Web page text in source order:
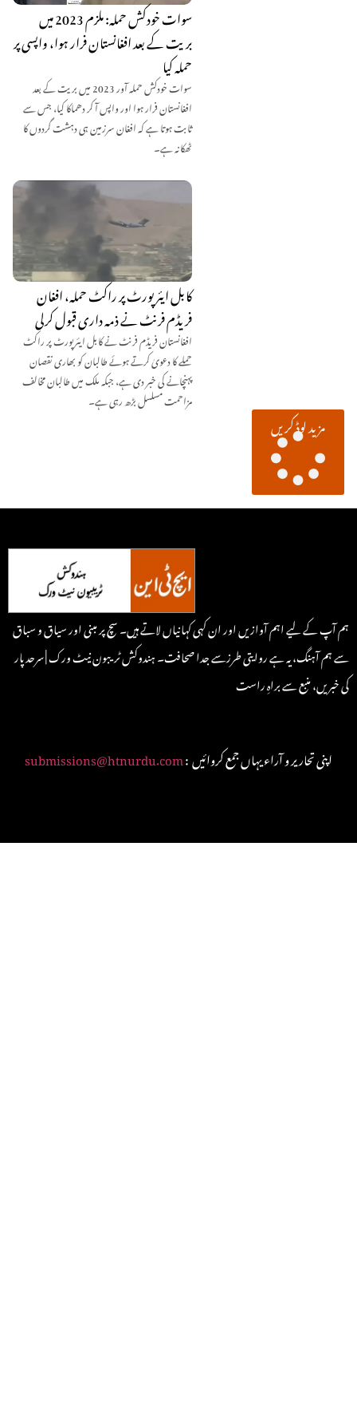
سوات خودکش حملہ: ملزم 2023 میں
بریت کے بعد افغانستان فرار ہوا، واپسی پر
حملہ کیا
سوات خودکش حملہ آور 2023 میں بریت کے بعد
افغانستان فرار ہوا اور واپس آ کر دھماکا کیا، جس سے
ثابت ہوتا ہے کہ افغان سرزمین ہی دہشت گردوں کا
ٹھکانہ ہے۔
کابل ایئرپورٹ پر راکٹ حملہ، افغان
فریڈم فرنٹ نے ذمہ داری قبول کرلی
افغانستان فریڈم فرنٹ نے کابل ایئرپورٹ پر راکٹ
حملے کا دعویٰ کرتے ہوئے طالبان کو بھاری نقصان
پہنچانے کی خبر دی ہے، جبکہ ملک میں طالبان مخالف
مزاحمت مسلسل بڑھ رہی ہے۔
مزید لوڈ کریں
ہم آپ کے لیے اہم آوازیں اور ان کہی کہانیاں لاتے ہیں۔ سچ پر مبنی اور سیاق و سباق
سے ہم آہنگ، یہ ہے روایتی طرزسے جدا صحافت۔ ہندوکش ٹریبون نیٹ ورک | سرحد پار
کی خبریں، منبع سے براہِ راست
submissions@htnurdu.com : اپنی تحاریر و آراء یہاں جمع کروائیں